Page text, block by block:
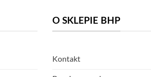
O SKLEPIE BHP
Kontakt